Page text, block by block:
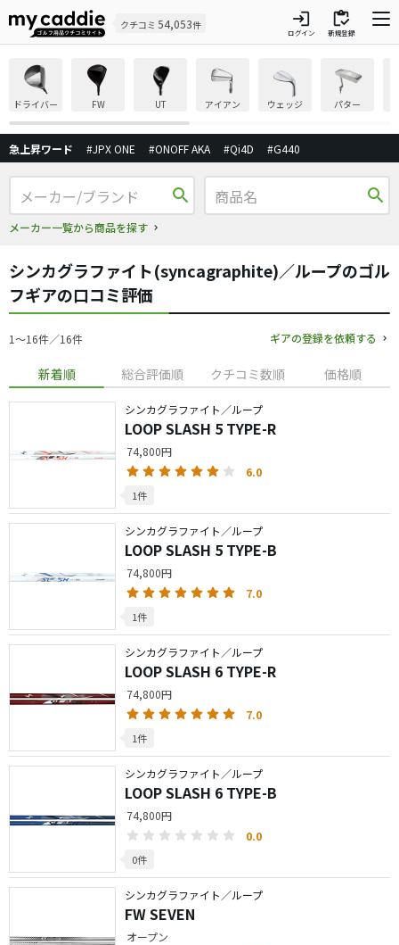
クチコミ 54,053件 login
ログイン
inventory
新規登録
ドライバー FW UT アイアン ウェッジ パター
急上昇ワード #JPX ONE #ONOFF AKA #Qi4D #G440
search
メーカー一覧から商品を探す
search
シンカグラファイト(syncagraphite)／ループのゴル
フギアの口コミ評価
1〜16件／16件 ギアの登録を依頼する
新着順 総合評価順 クチコミ数順 価格順
シンカグラファイト／ループ
LOOP SLASH 5 TYPE-R
74,800円
6.0
1件
シンカグラファイト／ループ
LOOP SLASH 5 TYPE-B
74,800円
7.0
1件
シンカグラファイト／ループ
LOOP SLASH 6 TYPE-R
74,800円
7.0
1件
シンカグラファイト／ループ
LOOP SLASH 6 TYPE-B
74,800円
0.0
0件
シンカグラファイト／ループ
FW SEVEN
オープン